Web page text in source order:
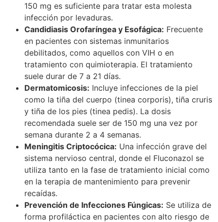
150 mg es suficiente para tratar esta molesta
infección por levaduras.
Candidiasis Orofaríngea y Esofágica: Frecuente
en pacientes con sistemas inmunitarios
debilitados, como aquellos con VIH o en
tratamiento con quimioterapia. El tratamiento
suele durar de 7 a 21 días.
Dermatomicosis: Incluye infecciones de la piel
como la tiña del cuerpo (tinea corporis), tiña cruris
y tiña de los pies (tinea pedis). La dosis
recomendada suele ser de 150 mg una vez por
semana durante 2 a 4 semanas.
Meningitis Criptocócica: Una infección grave del
sistema nervioso central, donde el Fluconazol se
utiliza tanto en la fase de tratamiento inicial como
en la terapia de mantenimiento para prevenir
recaídas.
Prevención de Infecciones Fúngicas: Se utiliza de
forma profiláctica en pacientes con alto riesgo de